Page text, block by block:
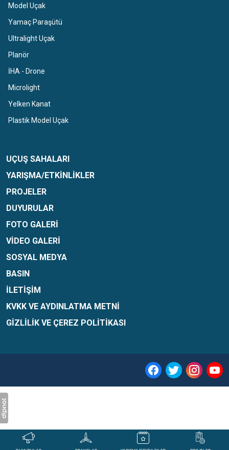
Model Uçak
Yamaç Paraşütü
Ultralight Uçak
Planör
İHA - Drone
Microlight
Yelken Kanat
Plastik Model Uçak
UÇUŞ SAHALARI
YARIŞMA/ETKINLIKLER
PROJELER
DUYURULAR
FOTO GALERI
VIDEO GALERI
SOSYAL MEDYA
BASIN
İLETIŞIM
KVKK VE AYDINLATMA METNI
GIZLILIK VE ÇEREZ POLITIKASI